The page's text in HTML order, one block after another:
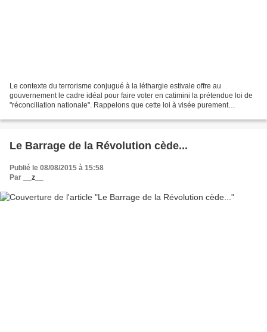
Le contexte du terrorisme conjugué à la léthargie estivale offre au
gouvernement le cadre idéal pour faire voter en catimini la prétendue loi de
"réconciliation nationale". Rappelons que cette loi à visée purement
Le Barrage de la Révolution cède...
Publié le 08/08/2015 à 15:58
Par
__z__